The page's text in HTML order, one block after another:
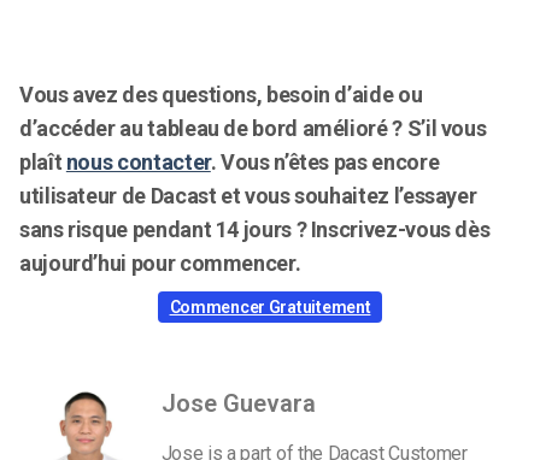
Vous avez des questions, besoin d’aide ou
d’accéder au tableau de bord amélioré ? S’il vous
plaît nous contacter. Vous n’êtes pas encore
utilisateur de Dacast et vous souhaitez l’essayer
sans risque pendant 14 jours ? Inscrivez-vous dès
aujourd’hui pour commencer.
Commencer Gratuitement
Jose Guevara
Jose is a part of the Dacast Customer